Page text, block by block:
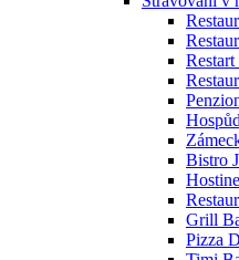
Bistro
Grill
Pizza